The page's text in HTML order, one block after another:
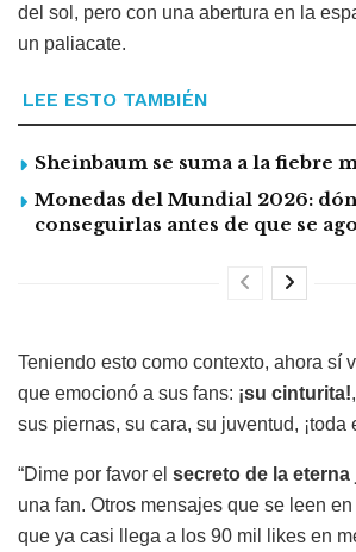
del sol, pero con una abertura en la
un paliacate.
LEE ESTO TAMBIÉN
Sheinbaum se suma a la fiebre
Monedas del Mundial 2026:
conseguirlas antes de que se
Teniendo esto como contexto, ahora sí
que emocionó a sus fans: ¡su cinturita!
sus piernas, su cara, su juventud, ¡toda
“Dime por favor el secreto de la eterna
una fan. Otros mensajes que se leen
que ya casi llega a los 90 mil likes en